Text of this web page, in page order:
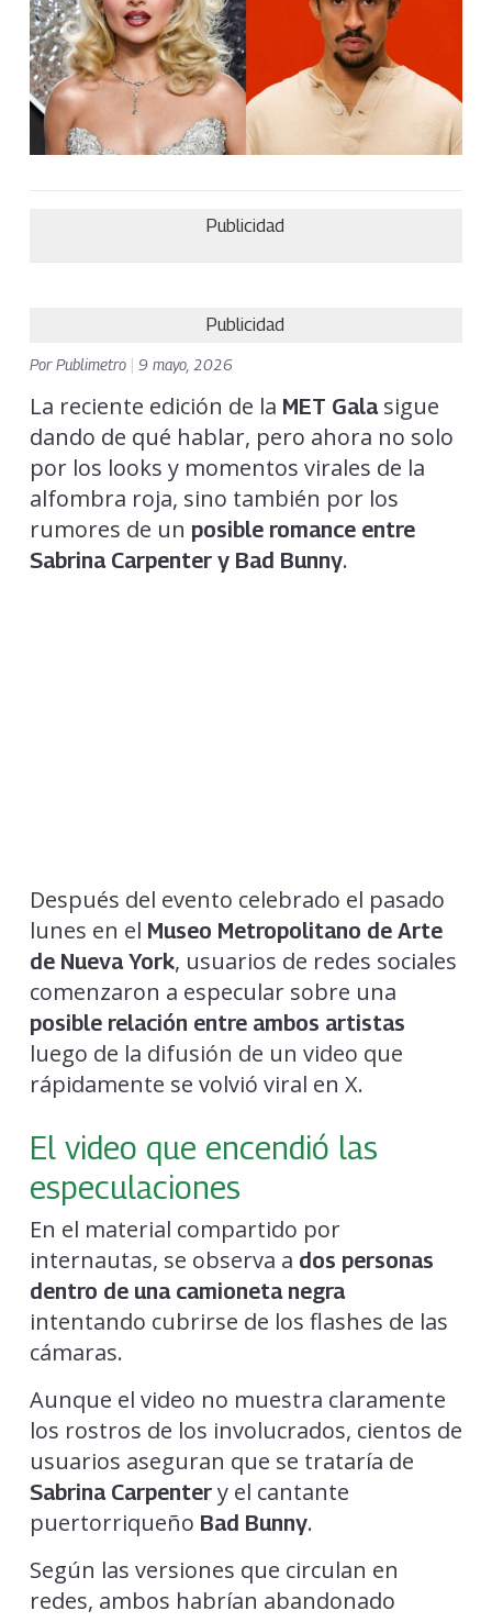
Publicidad
Publicidad
PorPublimetro 9 mayo, 2026
La reciente edición de la MET Galasigue
dando de qué hablar, pero ahora no solo
por los looks y momentos virales de la
alfombra roja, sino también por los
rumores de un posible romance entre
Sabrina Carpenter y Bad Bunny.
Después del evento celebrado el pasado
lunes en el Museo Metropolitano de Arte
de Nueva York, usuarios de redes sociales
comenzaron a especular sobre una
posible relación entre ambos artistas
luego de la difusión de un video que
rápidamente se volvió viral en X.
El video que encendió las
especulaciones
En el material compartido por
internautas, se observa a dos personas
dentro de una camioneta negra
intentando cubrirse de los flashes de las
cámaras.
Aunque el video no muestra claramente
los rostros de los involucrados, cientos de
usuarios aseguran que se trataría de
Sabrina Carpentery el cantante
puertorriqueño Bad Bunny.
Según las versiones que circulan en
redes, ambos habrían abandonado